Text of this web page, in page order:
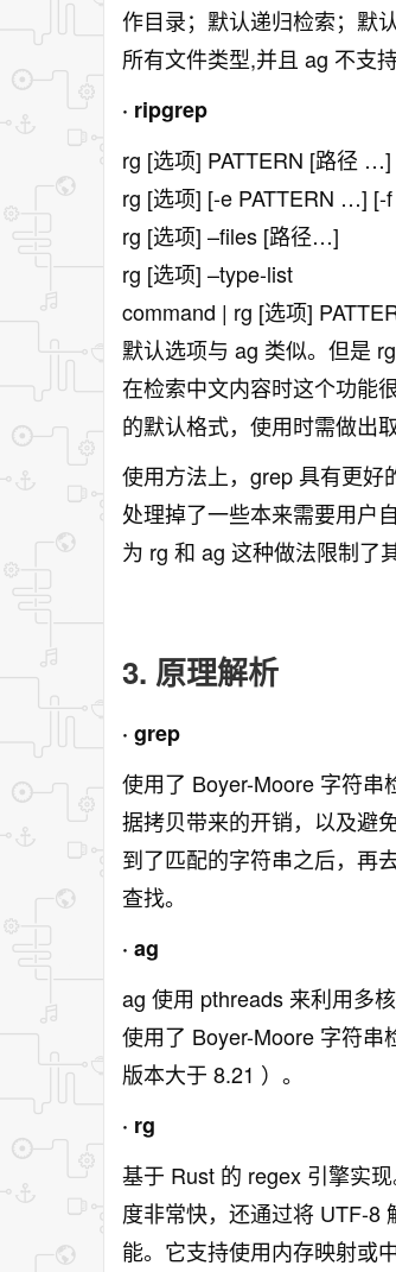
作目录；默认递归检索；默
所有文件类型,并且 ag 不支
· ripgrep
rg [选项] PATTERN [路径 …]
rg [选项] [-e PATTERN …]
rg [选项] –files [路径…]
rg [选项] –type-list
command | rg [选项]
默认选项与 ag 类似。但是
在检索中文内容时这个功能
的默认格式，使用时需做出取
使用方法上，grep 具有更好
处理掉了一些本来需要用户
为 rg 和 ag 这种做法限制了
3. 原理解析
· grep
使用了 Boyer-Moore 字符
据拷贝带来的开销，以及避
到了匹配的字符串之后，再
查找。
· ag
ag 使用 pthreads 来利用多
使用了 Boyer-Moore 字符
版本大于 8.21 ）。
· rg
基于 Rust 的 regex 引擎实
度非常快，还通过将 UTF-8
能。它支持使用内存映射或